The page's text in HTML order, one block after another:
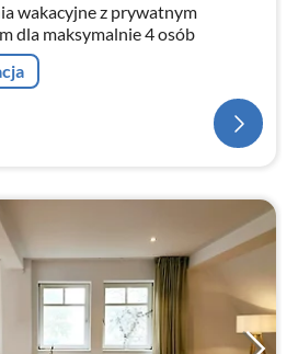
wakacyjne z prywatnym
dla maksymalnie 4 osób